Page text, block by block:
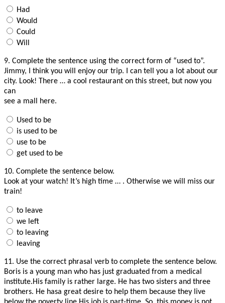
Had
Would
Could
Will
9. Complete the sentence using the correct form of “used to”.
Jimmy, I think you will enjoy our trip. I can tell you a lot about our
city. Look! There … a cool restaurant on this street, but now you
can
see a mall here.
Used to be
is used to be
use to be
get used to be
10. Complete the sentence below.
Look at your watch! It’s high time … . Otherwise we will miss our
train!
to leave
we left
to leaving
leaving
11. Use the correct phrasal verb to complete the sentence below.
Boris is a young man who has just graduated from a medical
institute.His family is rather large. He has two sisters and three
brothers. He hasa great desire to help them because they live